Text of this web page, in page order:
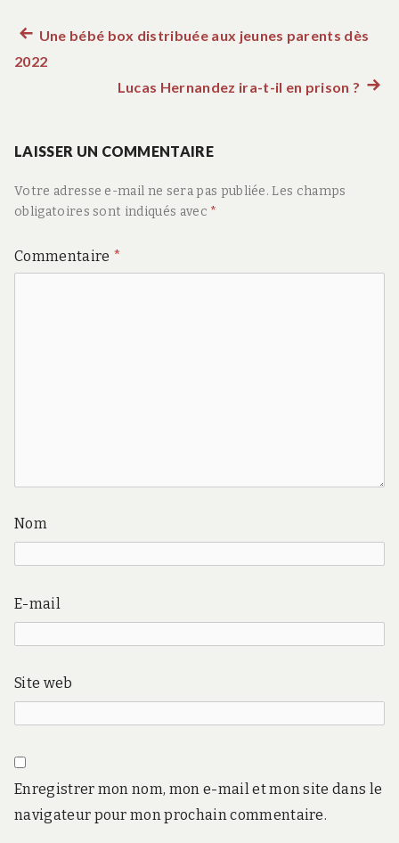
Navigation
Article
précédent :
Une bébé box distribuée aux jeunes parents dès
2022
Lucas Hernandez ira-t-il en prison ?
LAISSER UN COMMENTAIRE
Votre adresse e-mail ne sera pas publiée. Les champs
obligatoires sont indiqués avec *
Commentaire *
Nom
E-mail
Site web
Enregistrer mon nom, mon e-mail et mon site dans le
navigateur pour mon prochain commentaire.